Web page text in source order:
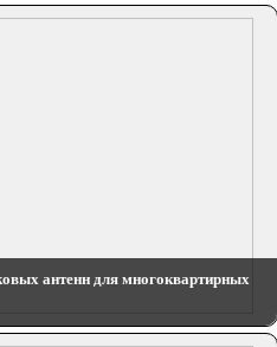
антенн для многоквартирных